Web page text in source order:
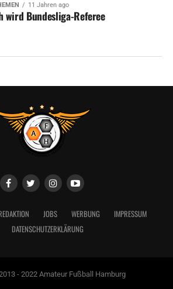
11 Jahren ago
wird Bundesliga-Referee
JOBS WERBUNG
IMPRESSUM
DATENSCHUTZERKLÄRUNG
- 2022 Amateur Fußball Hamburg